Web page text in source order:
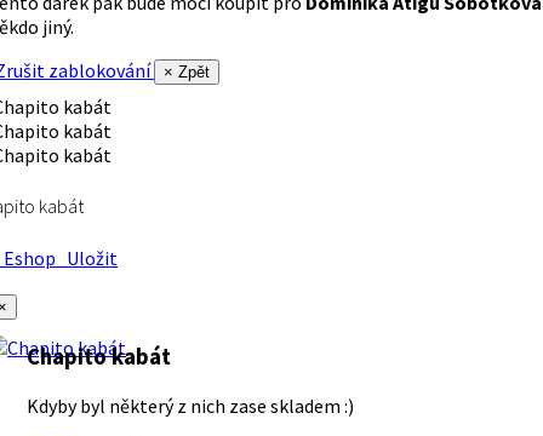
jiný.
zablokování
× Zpět
kabát
Uložit
Chapito kabát
Kdyby byl některý z nich zase skladem :)